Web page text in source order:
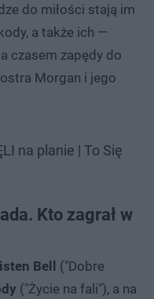
do miłości stają im
a także ich —
czasem zapędy do
Morgan i jego
na planie | To Się
Kto zagrał w
Bell ("Dobre
("Życie na fali"), a na